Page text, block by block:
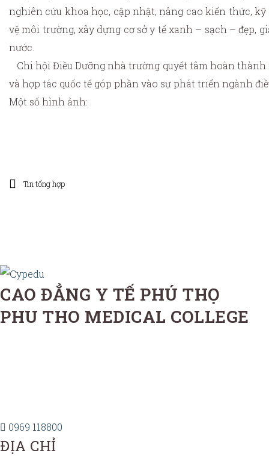
nghiên cứu khoa học, cập nhật, nâng cao kiến thức,
vệ môi trường, xây dựng cơ sở y tế xanh – sạch – đẹp,
nước.
Chi hội Điều Dưỡng nhà trường quyết tâm hoàn
và hợp tác quốc tế góp phần vào sự phát triển ngành
Một số hình ảnh:
Tin tổng hợp
CAO ĐẲNG Y TẾ PHÚ THỌ
PHU THO MEDICAL COLLEGE
0969 118800
ĐỊA CHỈ